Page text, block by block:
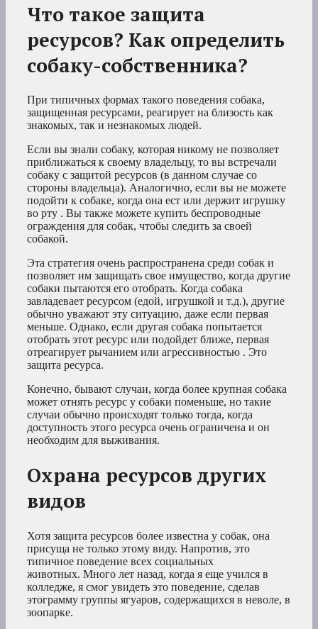
Что такое защита
ресурсов? Как определить
собаку-собственника?
При типичных формах такого поведения собака,
защищенная ресурсами, реагирует на близость как
знакомых, так и незнакомых людей.
Если вы знали собаку, которая никому не позволяет
приближаться к своему владельцу, то вы встречали
собаку с защитой ресурсов (в данном случае со
стороны владельца). Аналогично, если вы не можете
подойти к собаке, когда она ест или держит игрушку
во рту . Вы также можете купить беспроводные
ограждения для собак, чтобы следить за своей
собакой.
Эта стратегия очень распространена среди собак и
позволяет им защищать свое имущество, когда другие
собаки пытаются его отобрать. Когда собака
завладевает ресурсом (едой, игрушкой и т.д.), другие
обычно уважают эту ситуацию, даже если первая
меньше. Однако, если другая собака попытается
отобрать этот ресурс или подойдет ближе, первая
отреагирует рычанием или агрессивностью . Это
защита ресурса.
Конечно, бывают случаи, когда более крупная собака
может отнять ресурс у собаки поменьше, но такие
случаи обычно происходят только тогда, когда
доступность этого ресурса очень ограничена и он
необходим для выживания.
Охрана ресурсов других
видов
Хотя защита ресурсов более известна у собак, она
присуща не только этому виду. Напротив, это
типичное поведение всех социальных
животных. Много лет назад, когда я еще учился в
колледже, я смог увидеть это поведение, сделав
этограмму группы ягуаров, содержащихся в неволе, в
зоопарке.